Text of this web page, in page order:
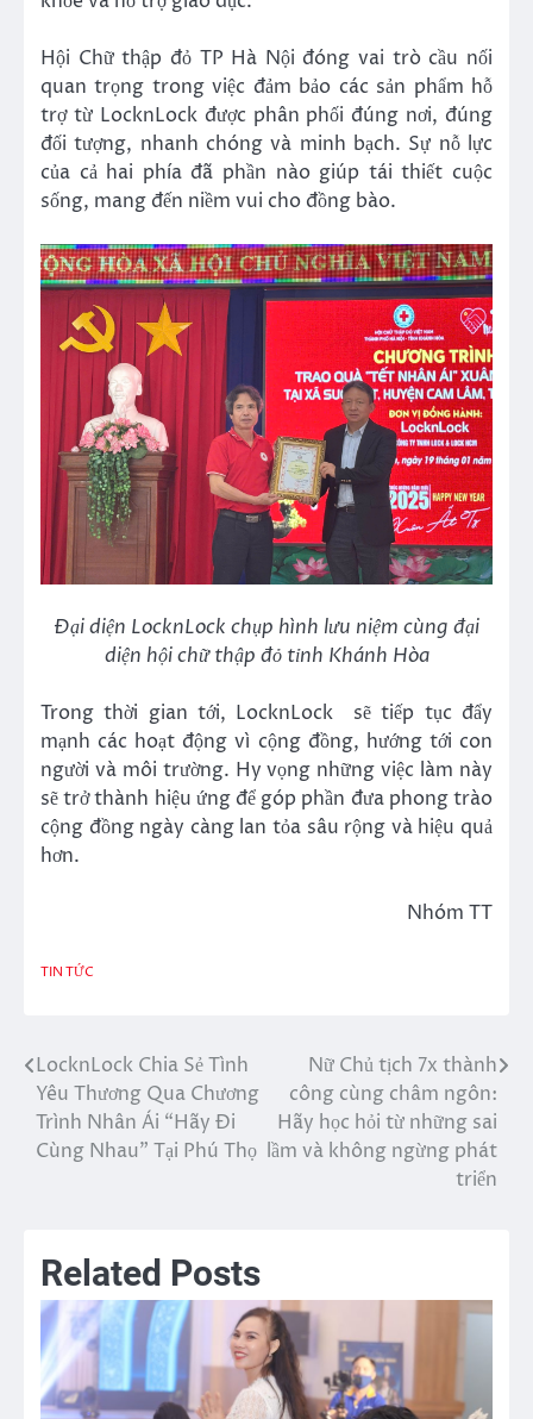
Hội Chữ thập đỏ TP Hà Nội đóng vai trò cầu nối
quan trọng trong việc đảm bảo các sản phẩm hỗ
trợ từ LocknLock được phân phối đúng nơi, đúng
đối tượng, nhanh chóng và minh bạch. Sự nỗ lực
của cả hai phía đã phần nào giúp tái thiết cuộc
sống, mang đến niềm vui cho đồng bào.
Đại diện LocknLock chụp hình lưu niệm cùng đại
diện hội chữ thập đỏ tỉnh Khánh Hòa
Trong thời gian tới, LocknLock sẽ tiếp tục đẩy
mạnh các hoạt động vì cộng đồng, hướng tới con
người và môi trường. Hy vọng những việc làm này
sẽ trở thành hiệu ứng để góp phần đưa phong trào
cộng đồng ngày càng lan tỏa sâu rộng và hiệu quả
hơn.
Nhóm TT
TIN TỨC
Điều
hướng
bài
LocknLock Chia Sẻ Tình
Yêu Thương Qua Chương
Trình Nhân Ái “Hãy Đi
Cùng Nhau” Tại Phú Thọ
Nữ Chủ tịch 7x thành
công cùng châm ngôn:
Hãy học hỏi từ những sai
lầm và không ngừng phát
triển
Related Posts